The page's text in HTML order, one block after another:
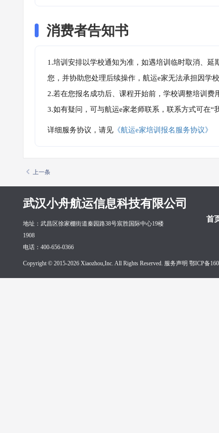
消费者告知书
1.培训安排以学校通知为准，如遇培训临时取消、
您，并协助您处理后续操作，航运e家无法承担因学
2.若在您报名成功后、课程开始前，学校调整培训
3.如有疑问，可与航运e家老师联系，联系方式可在
详细服务协议，请见 《航运e家培训报名服务协议》
上一条
武汉小舟航运信息科技有限公司
首
地址：武昌区徐家棚街道秦园路38号宸胜国际中心19楼
1908
电话：400-656-0366
Copyright © 2015-2026 Xiaozhou,Inc. All Rights Reserved. 服务声明 鄂ICP备